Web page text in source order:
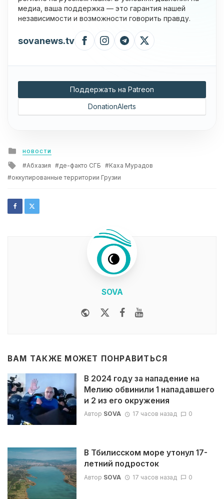
медиа, ваша поддержка — это гарантия нашей
независимости и возможности говорить правду.
sovanews.tv
Поддержать на Patreon
DonationAlerts
Posted
in
НОВОСТИ
Tagged
Абхазия де-факто СГБ
Каха Мурадов
оккупированные территории Грузии
SOVA
WebsiteTwitterFacebook
ВАМ ТАКЖЕ МОЖЕТ ПОНРАВИТЬСЯ
В 2024 году за нападение на
Мелию обвинили 1 нападавшего
и 2 из его окружения
Автор SOVA 17 часов назад 0
В Тбилисском море утонул 17-
летний подросток
Автор SOVA 17 часов назад 0